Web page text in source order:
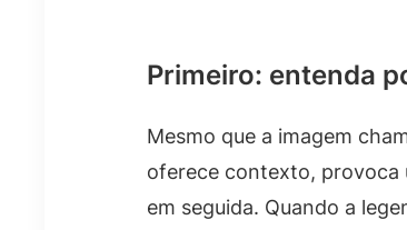
Primeiro: entenda
Mesmo que a imagem
oferece contexto, provoca
em seguida. Quando a